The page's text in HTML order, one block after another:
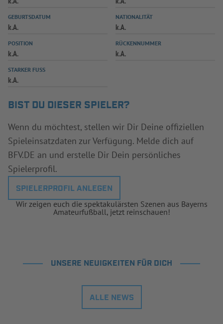
SPIELPLUS
GEBURTSDATUM
k.A.
NATIONALITÄT
k.A.
POSITION
k.A.
RÜCKENNUMMER
k.A.
STARKER FUSS
k.A.
BIST DU DIESER SPIELER?
Wenn du möchtest, stellen wir Dir Deine offiziellen
Spieleinsatzdaten zur Verfügung. Melde dich auf
BFV.DE an und erstelle Dir Dein persönliches
Spielerprofil.
SPIELERPROFIL ANLEGEN
Wir zeigen euch die spektakulärsten Szenen aus Bayerns
Amateurfußball, jetzt reinschauen!
UNSERE NEUIGKEITEN FÜR DICH
ALLE NEWS